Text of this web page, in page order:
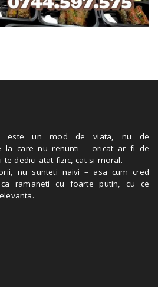
este un mod de viata, nu de
la care nu renunti – oricat ar fi de
te dedici atat fizic, cat si moral.
nu sunteti naivi – asa cum cred
ramaneti cu foarte putin, cu ce